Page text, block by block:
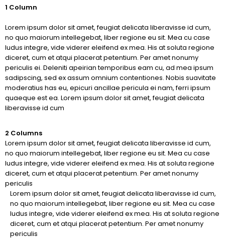
1 Column
Lorem ipsum dolor sit amet, feugiat delicata liberavisse id cum,
no quo maiorum intellegebat, liber regione eu sit. Mea cu case
ludus integre, vide viderer eleifend ex mea. His at soluta regione
diceret, cum et atqui placerat petentium. Per amet nonumy
periculis ei. Deleniti apeirian temporibus eam cu, ad mea ipsum
sadipscing, sed ex assum omnium contentiones. Nobis suavitate
moderatius has eu, epicuri ancillae pericula ei nam, ferri ipsum
quaeque est ea. Lorem ipsum dolor sit amet, feugiat delicata
liberavisse id cum
2 Columns
Lorem ipsum dolor sit amet, feugiat delicata liberavisse id cum,
no quo maiorum intellegebat, liber regione eu sit. Mea cu case
ludus integre, vide viderer eleifend ex mea. His at soluta regione
diceret, cum et atqui placerat petentium. Per amet nonumy
periculis
Lorem ipsum dolor sit amet, feugiat delicata liberavisse id cum,
no quo maiorum intellegebat, liber regione eu sit. Mea cu case
ludus integre, vide viderer eleifend ex mea. His at soluta regione
diceret, cum et atqui placerat petentium. Per amet nonumy
periculis